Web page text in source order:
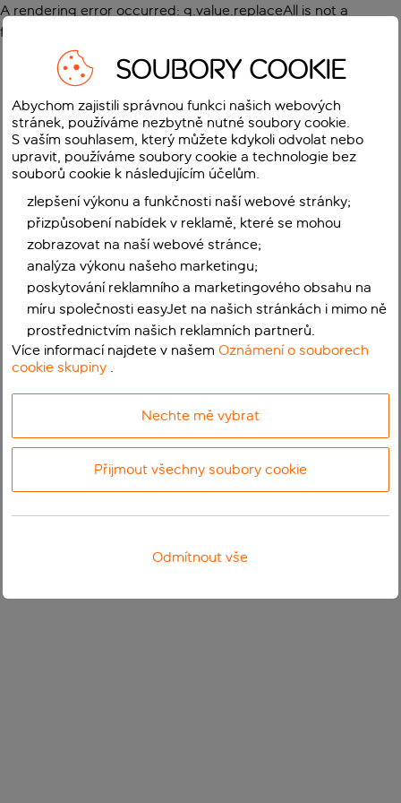
A rendering error occurred: g.value.replaceAll is not a
function
SOUBORY COOKIE
Abychom zajistili správnou funkci našich webových
stránek, používáme nezbytně nutné soubory cookie.
S vaším souhlasem, který můžete kdykoli odvolat nebo
upravit, používáme soubory cookie a technologie bez
souborů cookie k následujícím účelům.
zlepšení výkonu a funkčnosti naší webové stránky;
přizpůsobení nabídek v reklamě, které se mohou
zobrazovat na naší webové stránce;
analýza výkonu našeho marketingu;
poskytování reklamního a marketingového obsahu na
míru společnosti easyJet na našich stránkách i mimo ně
prostřednictvím našich reklamních partnerů.
Více informací najdete v našemOznámení o souborech
cookie skupiny .
Nechte mě vybrat
Přijmout všechny soubory cookie
Odmítnout vše